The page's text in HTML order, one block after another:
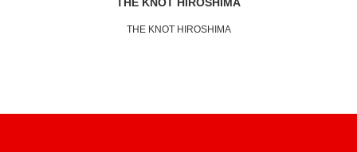
THE KNOT HIROSHIMA